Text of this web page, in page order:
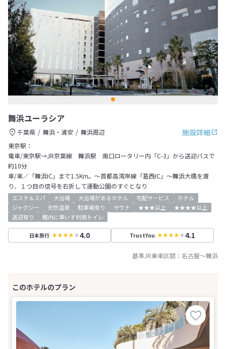
舞浜ユーラシア
施設詳細
千葉県 舞浜・浦安
舞浜周辺
東京駅：
電車/東京駅→JR京葉線 舞浜駅 南口ロータリー内「C-3」から送迎バスで
約10分
車/車／「舞浜IC」まで1.5Km。～首都高湾岸線「葛西IC」～舞浜大橋を渡
り、１つ目の信号を右折して運動公園のすぐとなり
エステ＆スパ 大浴場 大浴場があるホテル 宅配サービス
ホテル
ジャグジー
天然温泉 駐車場有り サウナ ★★★以上
★★★★以上
送迎有り
館内に車いす利用トイレ
日本旅行 4.0 TrustYou 4.1
基準JR乗車区間： 名古屋～舞浜